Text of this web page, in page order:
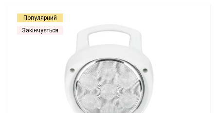
Популярний
Закінчується